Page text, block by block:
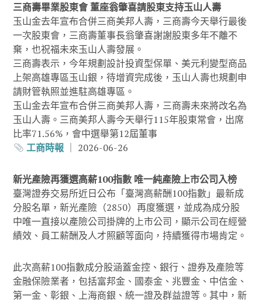
三商壽畢業股東會 董座翁肇喜請股東支持玉山人壽
玉山金去年宣布合併三商美邦人壽，三商壽今天舉行最後
一次股東會，三商壽董事長翁肇喜謝謝股東多年不離不
棄，也祝福未來玉山人壽發展。
三商壽表示，今年規劃設計投資型保單、美元利變型商品
上架高雄專區玉山銀，待增資完成後，玉山人壽也規劃申
請財管執照並進駐高雄專區。
玉山金去年宣布合併三商美邦人壽，三商壽未來將改名為
玉山人壽。三商美邦人壽今天舉行115年股東常會，出席
比率71.56%，會中選舉第12屆董事
工商時報｜ 2026-06-26
新光產險再獲選高薪100指數 唯一純產險上市公司入榜
臺灣證券交易所近日公布「臺灣高薪酬100指數」最新成
分股名單，新光產險（2850）再度獲選，並成為成分股
中唯一直接以產險公司掛牌的上市公司，顯示公司在經營
績效、員工薪酬及人才照顧等面向，持續獲得市場肯定。
此次高薪100指數成分股涵蓋金控、銀行、證券及產險等
金融保險業者，包括富邦金、國泰金、兆豐金、中信金、
第一金、彰銀、上海商銀、統一證及群益證等。其中，新